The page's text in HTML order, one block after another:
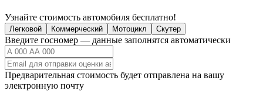
Узнайте стоимость автомобиля бесплатно!
Легковой Коммерческий Мотоцикл Скутер
Введите госномер — данные заполнятся автоматически
Предварительная стоимость будет отправлена на вашу
электронную почту